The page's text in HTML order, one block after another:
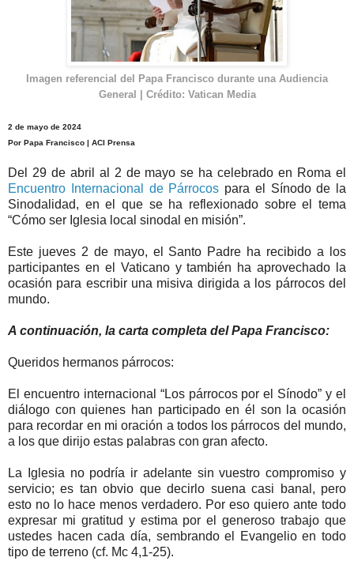
Imagen referencial del Papa Francisco durante una Audiencia
General | Crédito: Vatican Media
2 de mayo de 2024
Por Papa Francisco | ACI Prensa
Del 29 de abril al 2 de mayo se ha celebrado en Roma el
Encuentro Internacional de Párrocos para el Sínodo de la
Sinodalidad, en el que se ha reflexionado sobre el tema
“Cómo ser Iglesia local sinodal en misión”.
Este jueves 2 de mayo, el Santo Padre ha recibido a los
participantes en el Vaticano y también ha aprovechado la
ocasión para escribir una misiva dirigida a los párrocos del
mundo.
A continuación, la carta completa del Papa Francisco:
Queridos hermanos párrocos:
El encuentro internacional “Los párrocos por el Sínodo” y el
diálogo con quienes han participado en él son la ocasión
para recordar en mi oración a todos los párrocos del mundo,
a los que dirijo estas palabras con gran afecto.
La Iglesia no podría ir adelante sin vuestro compromiso y
servicio; es tan obvio que decirlo suena casi banal, pero
esto no lo hace menos verdadero. Por eso quiero ante todo
expresar mi gratitud y estima por el generoso trabajo que
ustedes hacen cada día, sembrando el Evangelio en todo
tipo de terreno (cf. Mc 4,1-25).